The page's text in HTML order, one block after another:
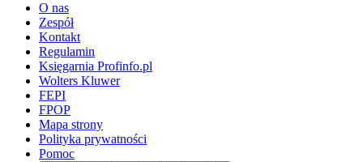
O nas
Zespół
Kontakt
Regulamin
Księgarnia Profinfo.pl
Wolters Kluwer
FEPI
FPOP
Mapa strony
Polityka prywatności
Pomoc